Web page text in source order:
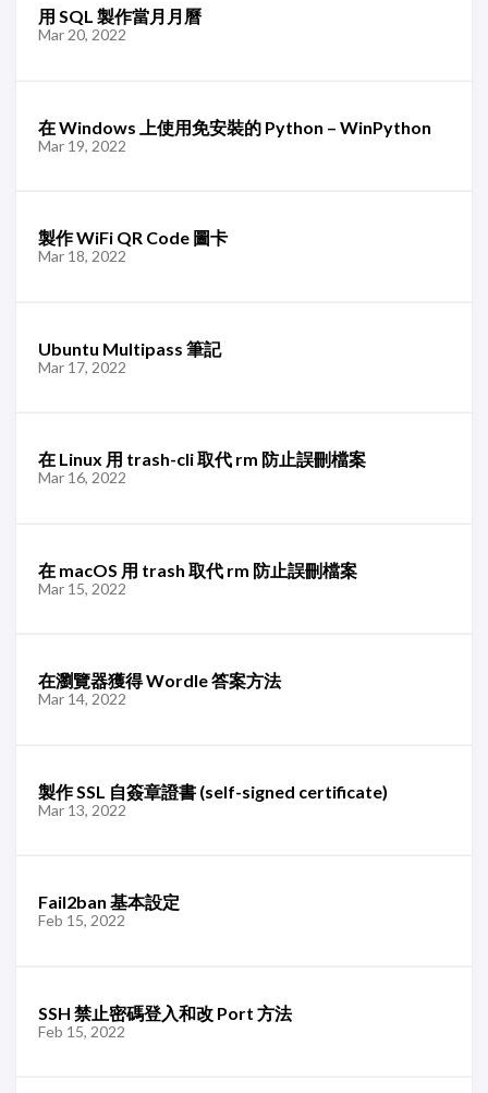
用 SQL 製作當月月曆
Mar 20, 2022
在 Windows 上使用免安裝的 Python – WinPython
Mar 19, 2022
製作 WiFi QR Code 圖卡
Mar 18, 2022
Ubuntu Multipass 筆記
Mar 17, 2022
在 Linux 用 trash-cli 取代 rm 防止誤刪檔案
Mar 16, 2022
在 macOS 用 trash 取代 rm 防止誤刪檔案
Mar 15, 2022
在瀏覽器獲得 Wordle 答案方法
Mar 14, 2022
製作 SSL 自簽章證書 (self-signed certificate)
Mar 13, 2022
Fail2ban 基本設定
Feb 15, 2022
SSH 禁止密碼登入和改 Port 方法
Feb 15, 2022